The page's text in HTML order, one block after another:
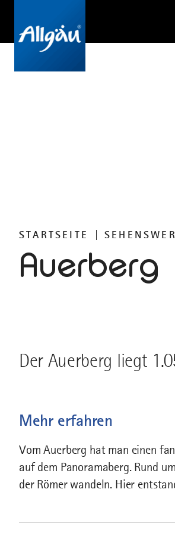
STARTSEITE
Auerberg
Der Auerberg liegt
Mehr erfahren
Vom Auerberg hat man einen
auf dem Panoramaberg. Rund
der Römer wandeln. Hier